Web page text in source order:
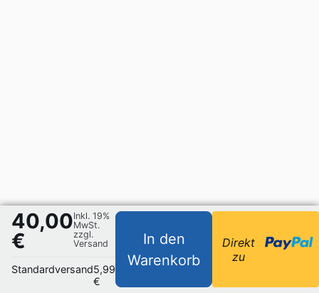
40,00
€
Inkl. 19%
MwSt.
zzgl.
Versand
Standardversand5,99
€
In den
Warenkorb
Direkt
zu